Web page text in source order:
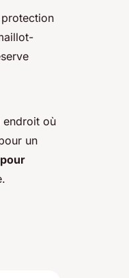
endroit où
un